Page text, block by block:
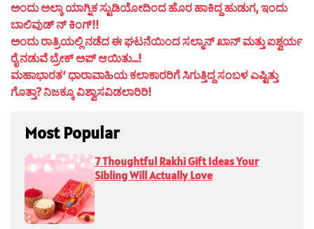
ಅಂದು ಅಲ್ಕಾ ಯಾಗ್ನಿಕ ಸ್ಟುಡಿಯೋದಿಂದ ಹೊರ ಹಾಕಿದ್ದ ಹುಡುಗ, ಇಂದು
ಬಾಲಿವುಡ್ ನ್ ಕಿಂಗ್!!
ಅಂದು ರಾತ್ರಿಯಲ್ಲಿ ನಡೆದ ಈ ಘಟನೆಯಿಂದ ಸಲ್ಮಾನ್ ಖಾನ್ ಮತ್ತು ಐಶ್ವರ್ಯ
ರೈ ನಡುವೆ ಬ್ರೇಕ್ ಅಪ್ ಆಯಿತು…!
ಮಹಾಭಾರತ’ ಧಾರಾವಾಹಿಯ ಕಲಾಕಾರರಿಗೆ ಸಿಗುತ್ತಿದ್ದ ಸಂಬಳ ಎಷ್ಟಿತ್ತು
ಗೊತ್ತಾ? ನಿಜಕ್ಕೂ ವಿಶ್ವಾಸವಿಡಲಾರಿರಿ!
Most Popular
7 Thoughtful Rakhi Gift Ideas Your
Sibling Will Actually Love